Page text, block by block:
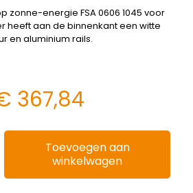
zonne-energie FSA 0606 1045 voor
heeft aan de binnenkant een witte
en aluminium rails.
367,84
Toevoegen aan
winkelwagen